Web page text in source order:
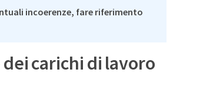
incoerenze, fare riferimento
carichi di lavoro